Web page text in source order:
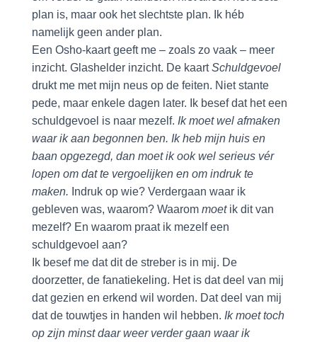
plan is, maar ook het slechtste plan. Ik héb
namelijk geen ander plan.
Een Osho-kaart geeft me – zoals zo vaak – meer
inzicht. Glashelder inzicht. De kaartSchuldgevoel
drukt me met mijn neus op de feiten. Niet stante
pede, maar enkele dagen later. Ik besef dat het een
schuldgevoel is naar mezelf. Ik moet wel afmaken
waar ik aan begonnen ben. Ik heb mijn huis en
baan opgezegd, dan moet ik ook wel serieus vér
lopen om dat te vergoelijken en om indruk te
maken. Indruk op wie? Verdergaan waar ik
gebleven was, waarom? Waarom moetik dit van
mezelf? En waarom praat ik mezelf een
schuldgevoel aan?
Ik besef me dat dit de streber is in mij. De
doorzetter, de fanatiekeling. Het is dat deel van mij
dat gezien en erkend wil worden. Dat deel van mij
dat de touwtjes in handen wil hebben. Ik moet toch
op zijn minst daar weer verder gaan waar ik